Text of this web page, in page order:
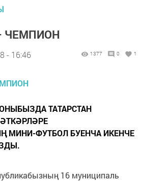
ЧЕМПИОН
- 16:46 1377 0 1
ТАТАРСТАН
МИНИ-ФУТБОЛ БУЕНЧА ИКЕНЧЕ
16 муниципаль